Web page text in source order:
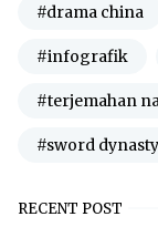
#drama china
#infografik
#terjemahan
#sword dynasty
RECENT POST